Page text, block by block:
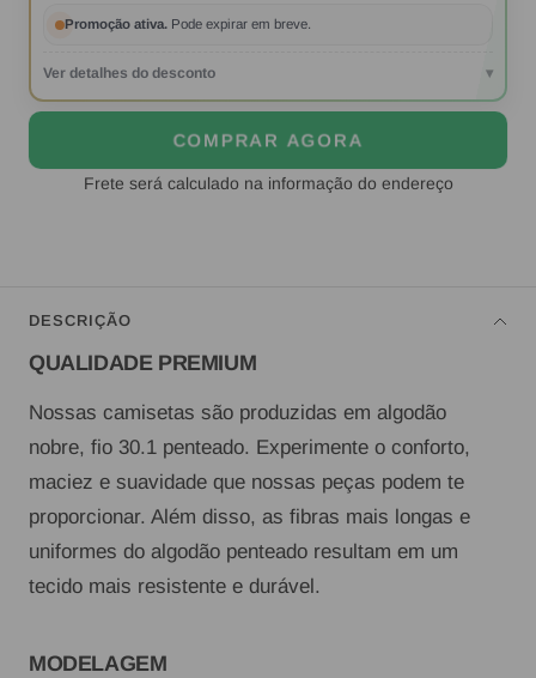
Promoção ativa. Pode expirar em breve.
Ver detalhes do desconto ▾
COMPRAR AGORA
Frete será calculado na informação do endereço
DESCRIÇÃO
QUALIDADE PREMIUM
Nossas camisetas são produzidas em algodão
nobre, fio 30.1 penteado. Experimente o conforto,
maciez e suavidade que nossas peças podem te
proporcionar. Além disso, as fibras mais longas e
uniformes do algodão penteado resultam em um
tecido mais resistente e durável.
MODELAGEM